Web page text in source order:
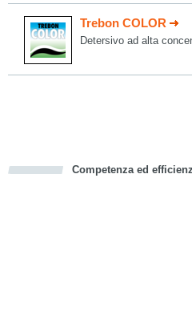
Trebon COLOR
Detersivo ad alta
Competenza ed